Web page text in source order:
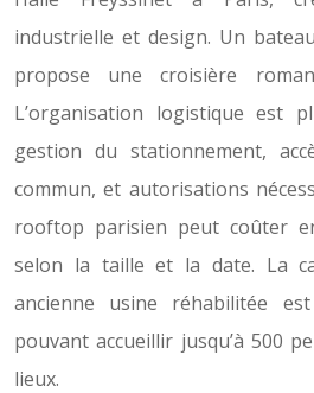
industrielle et design. Un
propose une croisière
L’organisation logistique est
gestion du stationnement,
commun, et autorisations
rooftop parisien peut coûter
selon la taille et la date. La
ancienne usine réhabilitée
pouvant accueillir jusqu’à 500
lieux.